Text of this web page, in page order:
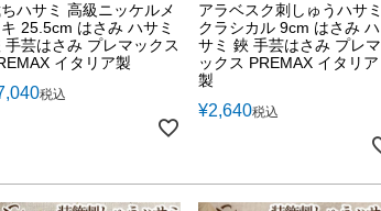
ハサミ 高級ニッケルメ
キ 25.5cm はさみ ハサミ
手芸はさみ プレマックス
イタリア製
税込
アラベスク刺しゅうハサミ
クラシカル 9cm はさみ ハ
サミ 鋏 手芸はさみ プレマ
ックス PREMAX イタリア
製
¥2,640税込